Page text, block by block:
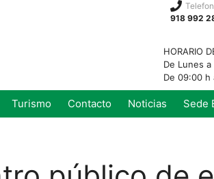
918 992
HORARIO
De Lunes
De 09:00 h
Turismo Contacto Noticias Sede